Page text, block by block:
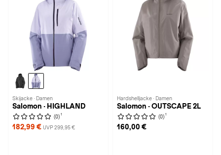
Skijacke · Damen
Salomon · HIGHLAND
(0) 1
182,99 € UVP 299,95 €
Hardshelljacke · Damen
Salomon · OUTSCAPE 2L
(0) 1
160,00 €